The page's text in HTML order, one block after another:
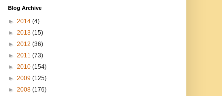
Blog Archive
► 2014 (4)
► 2013 (15)
► 2012 (36)
► 2011 (73)
► 2010 (154)
► 2009 (125)
► 2008 (176)